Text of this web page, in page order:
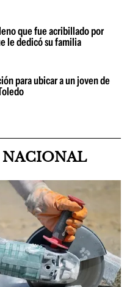
que fue acribillado por
le dedicó su familia
para ubicar a un joven de
NACIONAL